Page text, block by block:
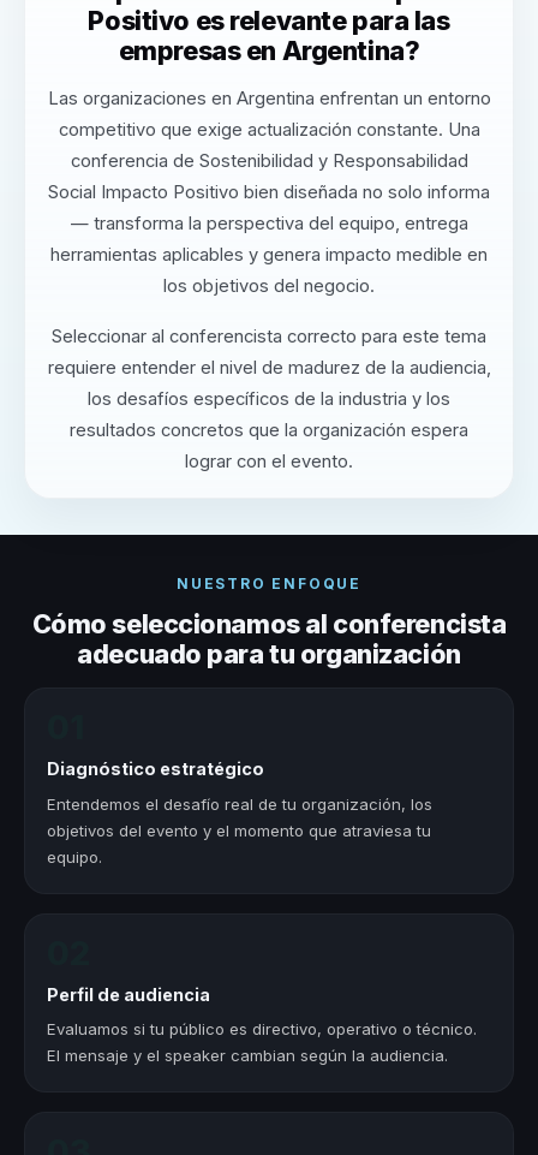
Positivo es relevante para las
empresas en Argentina?
Las organizaciones en Argentina enfrentan un entorno
competitivo que exige actualización constante. Una
conferencia de Sostenibilidad y Responsabilidad
Social Impacto Positivo bien diseñada no solo informa
— transforma la perspectiva del equipo, entrega
herramientas aplicables y genera impacto medible en
los objetivos del negocio.
Seleccionar al conferencista correcto para este tema
requiere entender el nivel de madurez de la audiencia,
los desafíos específicos de la industria y los
resultados concretos que la organización espera
lograr con el evento.
NUESTRO ENFOQUE
Cómo seleccionamos al conferencista
adecuado para tu organización
Diagnóstico estratégico
Entendemos el desafío real de tu organización, los
objetivos del evento y el momento que atraviesa tu
equipo.
Perfil de audiencia
Evaluamos si tu público es directivo, operativo o técnico.
El mensaje y el speaker cambian según la audiencia.